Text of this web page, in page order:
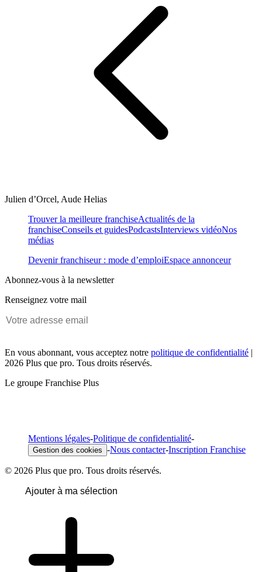
Julien d’Orcel, Aude Helias
Trouver la meilleure franchiseActualités de la
franchiseConseils et guidesPodcastsInterviews vidéoNos
médias
Devenir franchiseur : mode d’emploiEspace annonceur
Abonnez-vous à la newsletter
Renseignez votre mail
En vous abonnant, vous acceptez notre politique de confidentialité |
2026 Plus que pro. Tous droits réservés.
Le groupe Franchise Plus
Mentions légales-Politique de confidentialité-
Gestion des cookies -Nous contacter-Inscription Franchise
© 2026 Plus que pro. Tous droits réservés.
Ajouter à ma sélection